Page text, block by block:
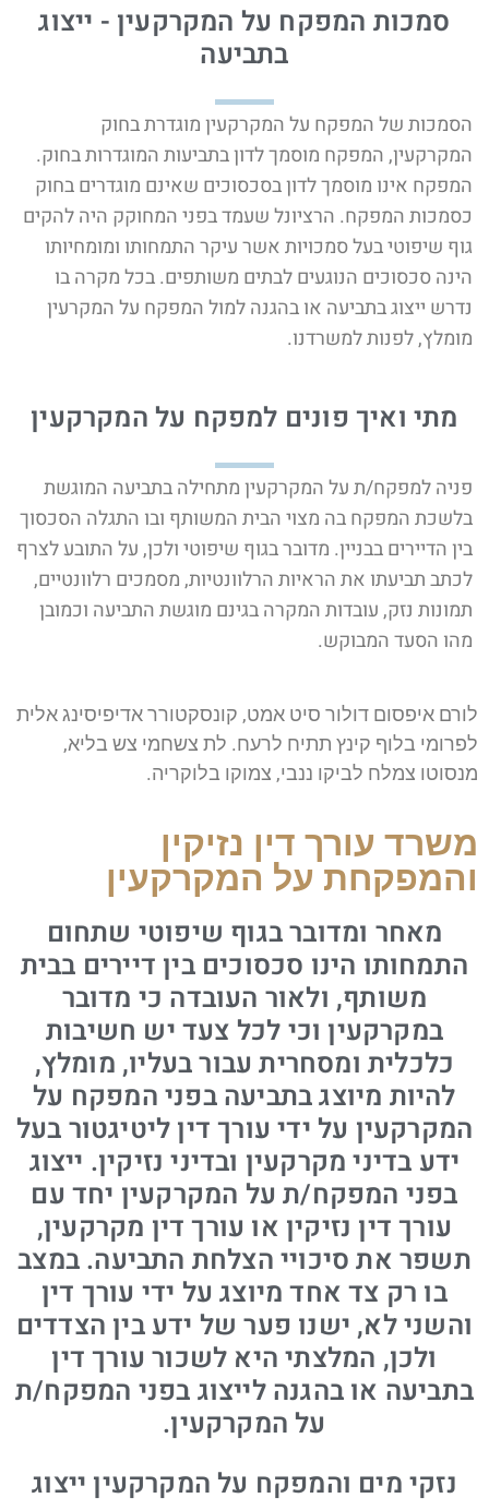
סמכות המפקח על המקרקעין - ייצוג
בתביעה
הסמכות של המפקח על המקרקעין מוגדרת בחוק
המקרקעין, המפקח מוסמך לדון בתביעות המוגדרות בחוק.
המפקח אינו מוסמך לדון בסכסוכים שאינם מוגדרים בחוק
כסמכות המפקח. הרציונל שעמד בפני המחוקק היה להקים
גוף שיפוטי בעל סמכויות אשר עיקר התמחותו ומומחיותו
הינה סכסוכים הנוגעים לבתים משותפים. בכל מקרה בו
נדרש ייצוג בתביעה או בהגנה למול המפקח על המקרעין
מומלץ, לפנות למשרדנו.
מתי ואיך פונים למפקח על המקרקעין
פניה למפקח/ת על המקרקעין מתחילה בתביעה המוגשת
בלשכת המפקח בה מצוי הבית המשותף ובו התגלה הסכסוך
בין הדיירים בבניין. מדובר בגוף שיפוטי ולכן, על התובע לצרף
לכתב תביעתו את הראיות הרלוונטיות, מסמכים רלוונטיים,
תמונות נזק, עובדות המקרה בגינם מוגשת התביעה וכמובן
מהו הסעד המבוקש.
לורם איפסום דולור סיט אמט, קונסקטורר אדיפיסינג אלית
לפרומי בלוף קינץ תתיח לרעח. לת צשחמי צש בליא,
מנסוטו צמלח לביקו ננבי, צמוקו בלוקריה.
משרד עורך דין נזיקין
והמפקחת על המקרקעין
מאחר ומדובר בגוף שיפוטי שתחום
התמחותו הינו סכסוכים בין דיירים בבית
משותף, ולאור העובדה כי מדובר
במקרקעין וכי לכל צעד יש חשיבות
כלכלית ומסחרית עבור בעליו, מומלץ,
להיות מיוצג בתביעה בפני המפקח על
המקרקעין על ידי עורך דין ליטיגטור בעל
ידע בדיני מקרקעין ובדיני נזיקין. ייצוג
בפני המפקח/ת על המקרקעין יחד עם
עורך דין נזיקין או עורך דין מקרקעין,
תשפר את סיכויי הצלחת התביעה. במצב
בו רק צד אחד מיוצג על ידי עורך דין
והשני לא, ישנו פער של ידע בין הצדדים
ולכן, המלצתי היא לשכור עורך דין
בתביעה או בהגנה לייצוג בפני המפקח/ת
על המקרקעין.
נזקי מים והמפקח על המקרקעין ייצוג